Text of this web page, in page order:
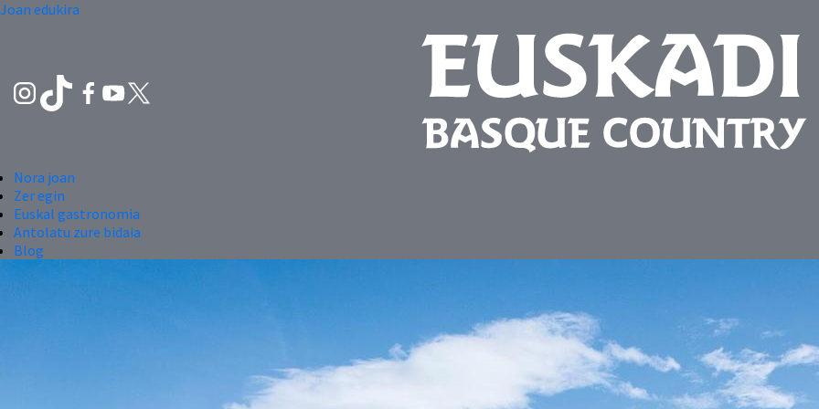
Joan edukira
Nora joan
Zer egin
Euskal gastronomia
Antolatu zure bidaia
Blog